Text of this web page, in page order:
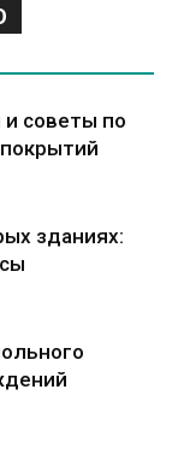
советы по
зданиях: